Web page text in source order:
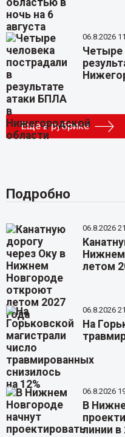
06.8.2026
Четыре
Еще в рубрике
Подробно
06.8.2026
летом
06.8.2026
На
06.8.2026
В
линии в